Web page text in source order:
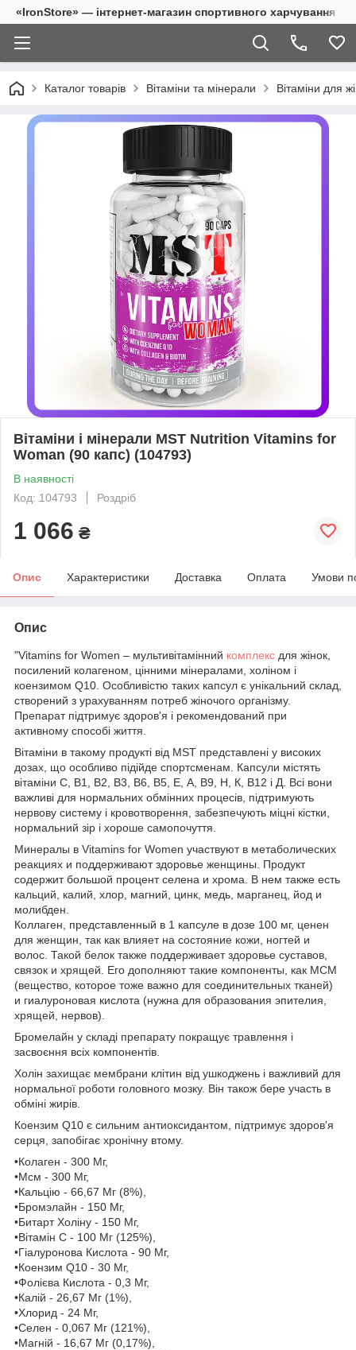
«IronStore» — інтернет-магазин спортивного харчування
Каталог товарів Вітаміни та мінерали Вітаміни для
Вітаміни і мінерали MST Nutrition Vitamins for
Woman (90 капс) (104793)
В наявності
Код: 104793
Роздріб
1 066 ₴
Опис Характеристики Доставка Оплата Умови
Опис
"Vitamins for Women – мультивітамінний комплекс для жінок,
посилений колагеном, цінними мінералами, холіном і
коензимом Q10. Особливістю таких капсул є унікальний склад,
створений з урахуванням потреб жіночого організму.
Препарат підтримує здоров'я і рекомендований при
активному способі життя.
Вітаміни в такому продукті від MST представлені у високих
дозах, що особливо підійде спортсменам. Капсули містять
вітаміни С, В1, В2, В3, В6, В5, Е, А, В9, Н, К, В12 і Д. Всі вони
важливі для нормальних обмінних процесів, підтримують
нервову систему і кровотворення, забезпечують міцні кістки,
нормальний зір і хороше самопочуття.
Минералы в Vitamins for Women участвуют в метаболических
реакциях и поддерживают здоровье женщины. Продукт
содержит большой процент селена и хрома. В нем также есть
кальций, калий, хлор, магний, цинк, медь, марганец, йод и
молибден.
Коллаген, представленный в 1 капсуле в дозе 100 мг, ценен
для женщин, так как влияет на состояние кожи, ногтей и
волос. Такой белок также поддерживает здоровье суставов,
связок и хрящей. Его дополняют такие компоненты, как МСМ
(вещество, которое тоже важно для соединительных тканей)
и гиалуроновая кислота (нужна для образования эпителия,
хрящей, нервов).
Бромелайн у складі препарату покращує травлення і
засвоєння всіх компонентів.
Холін захищає мембрани клітин від ушкоджень і важливий для
нормальної роботи головного мозку. Він також бере участь в
обміні жирів.
Коензим Q10 є сильним антиоксидантом, підтримує здоров'я
серця, запобігає хронічну втому.
•Колаген - 300 Мг,
•Мсм - 300 Мг,
•Кальцію - 66,67 Мг (8%),
•Бромэлайн - 150 Мг,
•Битарт Холіну - 150 Мг,
•Вітамін С - 100 Мг (125%),
•Гіалуронова Кислота - 90 Мг,
•Коензим Q10 - 30 Мг,
•Фолієва Кислота - 0,3 Мг,
•Калій - 26,67 Мг (1%),
•Хлорид - 24 Мг,
•Селен - 0,067 Мг (121%),
•Магній - 16,67 Мг (0,17%),